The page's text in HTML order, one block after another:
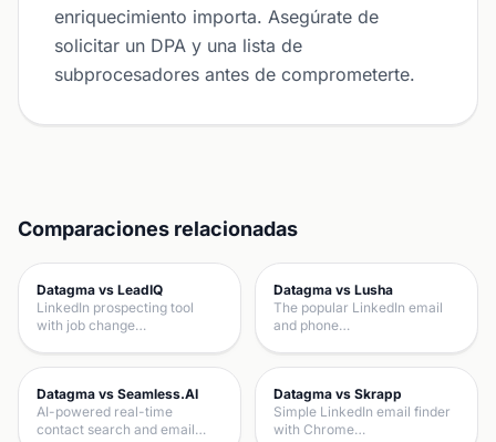
enriquecimiento importa. Asegúrate de
solicitar un DPA y una lista de
subprocesadores antes de comprometerte.
Comparaciones relacionadas
Datagma vs LeadIQ
LinkedIn prospecting tool
with job change…
Datagma vs Lusha
The popular LinkedIn email
and phone…
Datagma vs Seamless.AI
AI-powered real-time
contact search and email…
Datagma vs Skrapp
Simple LinkedIn email finder
with Chrome…